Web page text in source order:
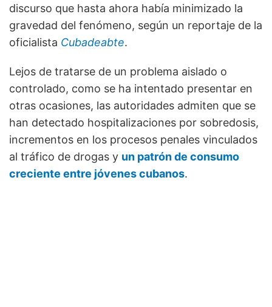
discurso que hasta ahora había minimizado la
gravedad del fenómeno, según un reportaje de la
oficialista Cubadeabte.
Lejos de tratarse de un problema aislado o
controlado, como se ha intentado presentar en
otras ocasiones, las autoridades admiten que se
han detectado hospitalizaciones por sobredosis,
incrementos en los procesos penales vinculados
al tráfico de drogas y un patrón de consumo
creciente entre jóvenes cubanos.